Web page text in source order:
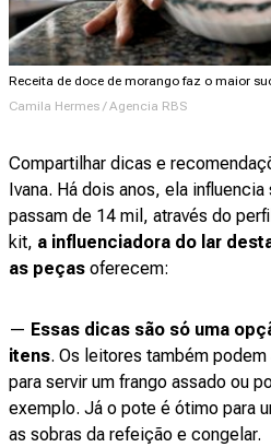
Receita de doce de morango faz o maior
Camila Hermes / Agencia RBS
Compartilhar dicas e
Ivana. Há dois anos, ela
passam de 14 mil, através do
kit, a influenciadora do lar
as peças oferecem:
— Essas dicas são só uma
itens. Os leitores também
para servir um frango assado ou
exemplo. Já o pote é ótimo para
as sobras da refeição e congelar.